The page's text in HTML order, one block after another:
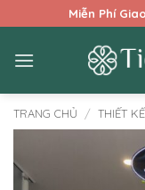
qua
nội
Miễn Phí
TRANG CHỦ / THIẾT KẾ